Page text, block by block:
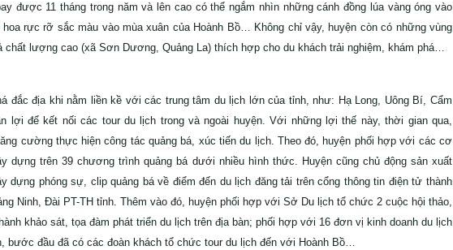
được 11 tháng trong năm và lên cao có thể ngắm nhìn những cánh đồng lúa vàng óng vào
rực rỡ sắc màu vào mùa xuân của Hoành Bồ… Không chỉ vậy, huyện còn có những vùng
chất lượng cao (xã Sơn Dương, Quảng La) thích hợp cho du khách trải nghiệm, khám phá…
đắc địa khi nằm liền kề với các trung tâm du lịch lớn của tỉnh, như: Hạ Long, Uông Bí, Cẩm
lợi để kết nối các tour du lịch trong và ngoài huyện. Với những lợi thế này, thời gian qua,
cường thực hiện công tác quảng bá, xúc tiến du lịch. Theo đó, huyện phối hợp với các cơ
dựng trên 39 chương trình quảng bá dưới nhiều hình thức. Huyện cũng chủ động sản xuất
dựng phóng sự, clip quảng bá về điểm đến du lịch đăng tải trên cổng thông tin điện tử thành
Ninh, Đài PT-TH tỉnh. Thêm vào đó, huyện phối hợp với Sở Du lịch tổ chức 2 cuộc hội thảo,
khảo sát, tọa đàm phát triển du lịch trên địa bàn; phối hợp với 16 đơn vị kinh doanh du lịch
bước đầu đã có các đoàn khách tổ chức tour du lịch đến với Hoành Bồ…